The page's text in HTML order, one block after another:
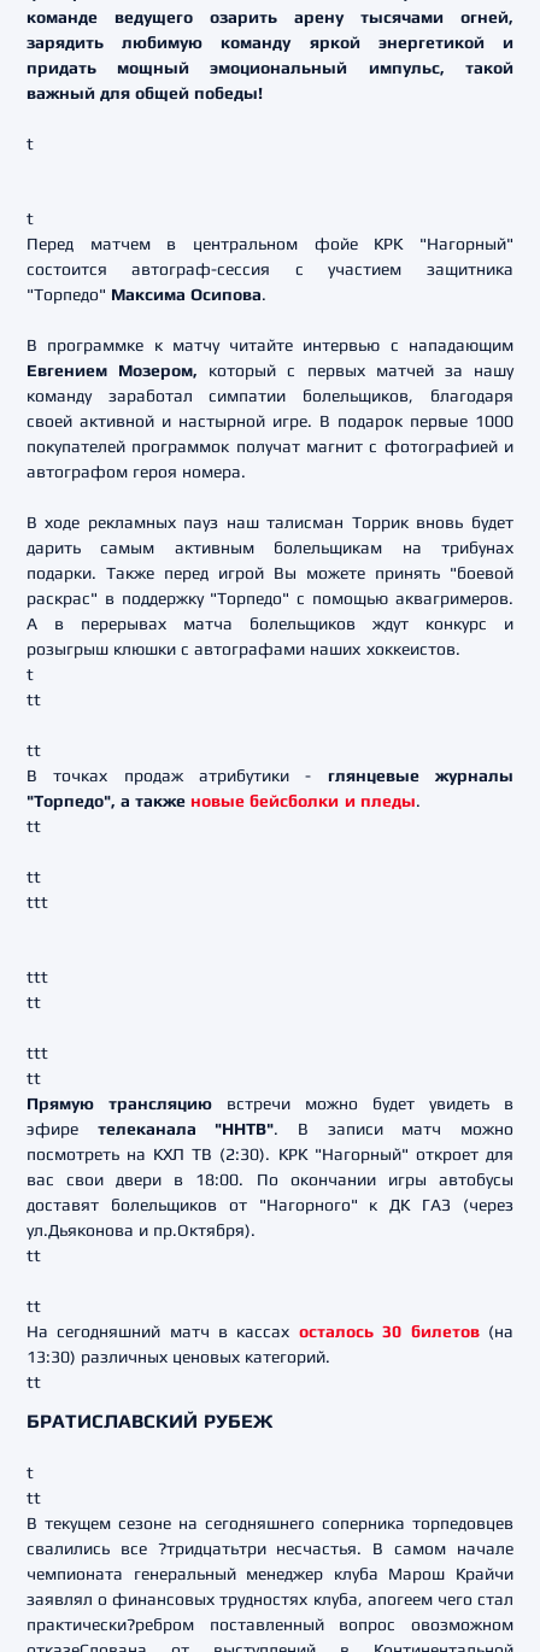
команде ведущего озарить арену тысячами огней,
зарядить любимую команду яркой энергетикой и
придать мощный эмоциональный импульс, такой
важный для общей победы!
t
t
Перед матчем в центральном фойе КРК "Нагорный"
состоится автограф-сессия с участием защитника
"Торпедо" Максима Осипова.
В программке к матчу читайте интервью с нападающим
Евгением Мозером, который с первых матчей за нашу
команду заработал симпатии болельщиков, благодаря
своей активной и настырной игре. В подарок первые 1000
покупателей программок получат магнит с фотографией и
автографом героя номера.
В ходе рекламных пауз наш талисман Торрик вновь будет
дарить самым активным болельщикам на трибунах
подарки. Также перед игрой Вы можете принять "боевой
раскрас" в поддержку "Торпедо" с помощью аквагримеров.
А в перерывах матча болельщиков ждут конкурс и
розыгрыш клюшки с автографами наших хоккеистов.
t
tt
tt
В точках продаж атрибутики - глянцевые журналы
"Торпедо", а также новые бейсболки и пледы.
tt
tt
ttt
ttt
tt
ttt
tt
Прямую трансляцию встречи можно будет увидеть в
эфире телеканала "ННТВ". В записи матч можно
посмотреть на КХЛ ТВ (2:30). КРК "Нагорный" откроет для
вас свои двери в 18:00. По окончании игры автобусы
доставят болельщиков от "Нагорного" к ДК ГАЗ (через
ул.Дьяконова и пр.Октября).
tt
tt
На сегодняшний матч в кассах осталось 30 билетов (на
13:30) различных ценовых категорий.
tt
БРАТИСЛАВСКИЙ РУБЕЖ
t
tt
В текущем сезоне на сегодняшнего соперника торпедовцев
свалились все ?тридцатьтри несчастья. В самом начале
чемпионата генеральный менеджер клуба Марош Крайчи
заявлял о финансовых трудностях клуба, апогеем чего стал
практически?ребром поставленный вопрос овозможном